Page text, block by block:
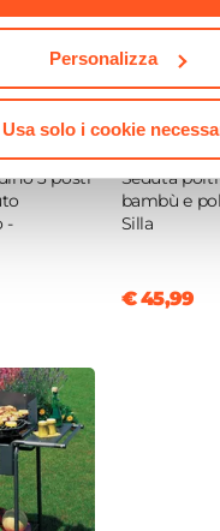
Personalizza
Usa solo i cookie
a polvere epossidica
3 posti
-
Seduta
bambù e
Silla
€ 45,99